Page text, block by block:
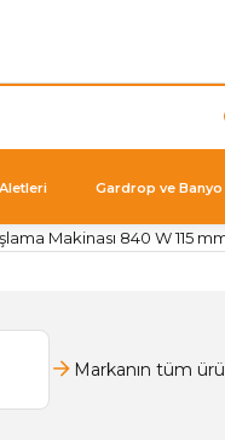
Gardrop ve Banyo
Makinası 840 W 115
Markanın tüm